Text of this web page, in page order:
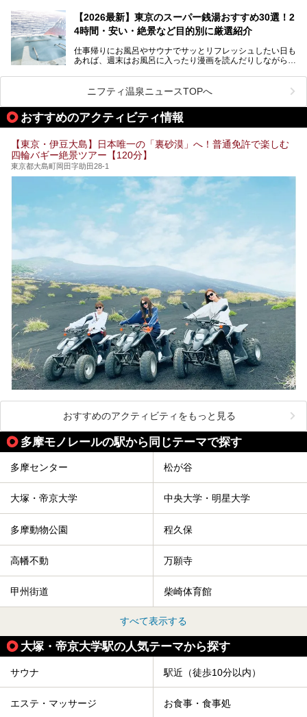
を旅の目的とする「サ旅」や自分へのご褒美のための宿泊な
ど、自分の好きなタイミングで好きなだけサ活ができるのが
魅力です。
最近では、男性専用施設だけでなく、カップルや女性に嬉し
い個室サウナも増えてきました。
ら、特におすすめしたい施設14選をご紹介します。
してみてください。
【2026最新】東京のスーパー銭湯おすすめ30選！2
4時間・安い・絶景など目的別に厳選紹介
仕事帰りにお風呂やサウナでサッとリフレッシュしたい日も
あれば、週末はお風呂に入ったり漫画を読んだりしながら一
また、終電を逃してしまい、「このまま朝までゆっくりでき
る場所があれば」と探した経験がある人も多いのではないで
しょうか。
そこで本記事では、東京でおすすめのスーパー銭湯を、目的
24時間営業で宿泊できる施設や、1,000円以下で楽しめる安
い施設、デートや休日レジャーにもぴったりなエンタメ要素
が充実した施設など、利用のシーンに合わせて参考にしてく
ださい。
ニフティ温泉ニュースTOPへ
おすすめのアクティビティ情報
【東京・伊豆大島】日本唯一の「裏砂漠」へ！普通免許で楽しむ
四輪バギー絶景ツアー【120分】
東京都大島町岡田字助田28-1
おすすめのアクティビティをもっと見る
多摩モノレールの駅から同じテーマで探す
多摩センター 松が谷
大塚・帝京大学 中央大学・明星大学
多摩動物公園 程久保
高幡不動 万願寺
甲州街道 柴崎体育館
すべて表示する
大塚・帝京大学駅の人気テーマから探す
サウナ 駅近（徒歩10分以内）
エステ・マッサージ お食事・食事処